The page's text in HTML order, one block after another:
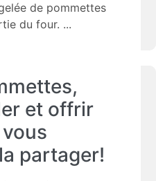
de pommettes
du four.
et offrir
partager!